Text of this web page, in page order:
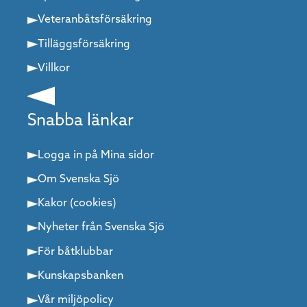
Veteranbåtsförsäkring
Tilläggsförsäkring
Villkor
Snabba länkar
Logga in på Mina sidor
Om Svenska Sjö
Kakor (cookies)
Nyheter från Svenska Sjö
För båtklubbar
Kunskapsbanken
Vår miljöpolicy